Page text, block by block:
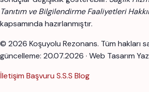
Tanıtım ve Bilgilendirme Faaliyetleri
kapsamında hazırlanmıştır.
© 2026 Koşuyolu Rezonans. Tüm hakları
güncelleme: 20.07.2026 · Web Tasarım
İletişim Başvuru S.S.S Blog